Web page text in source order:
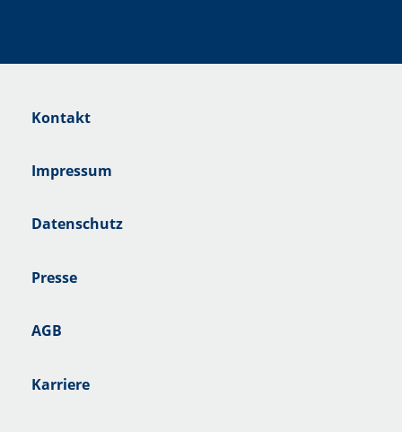
Kontakt
Impressum
Datenschutz
Presse
AGB
Karriere